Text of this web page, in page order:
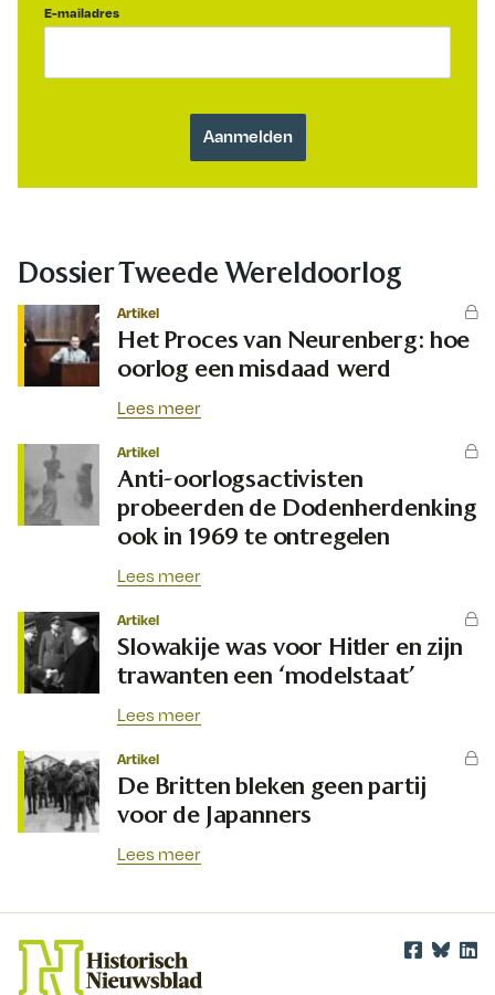
E-mailadres
Dossier Tweede Wereldoorlog
Artikel
Het Proces van Neurenberg: hoe
oorlog een misdaad werd
Lees meer
Artikel
Anti-oorlogsactivisten
probeerden de Dodenherdenking
ook in 1969 te ontregelen
Lees meer
Artikel
Slowakije was voor Hitler en zijn
trawanten een ‘modelstaat’
Lees meer
Artikel
De Britten bleken geen partij
voor de Japanners
Lees meer